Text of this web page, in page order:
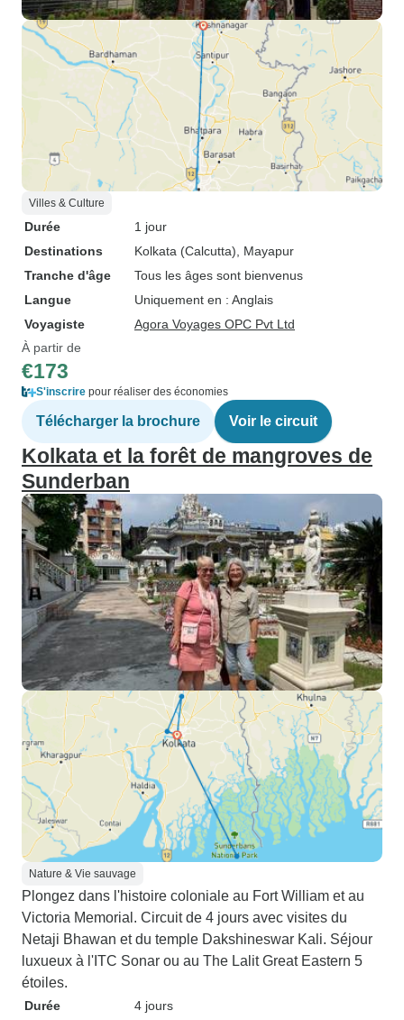
Villes & Culture
Durée
1 jour
Destinations
Kolkata (Calcutta) , Mayapur
Tranche d'âge
Tous les âges sont bienvenus
Langue
Uniquement en : Anglais
Voyagiste
Agora Voyages OPC Pvt Ltd
À partir de
€173
S'inscrire pour réaliser des économies
Télécharger la brochure Voir le circuit
Kolkata et la forêt de mangroves de
Sunderban
Nature & Vie sauvage
Plongez dans l'histoire coloniale au Fort William et au
Victoria Memorial. Circuit de 4 jours avec visites du
Netaji Bhawan et du temple Dakshineswar Kali. Séjour
luxueux à l'ITC Sonar ou au The Lalit Great Eastern 5
étoiles.
Durée
4 jours